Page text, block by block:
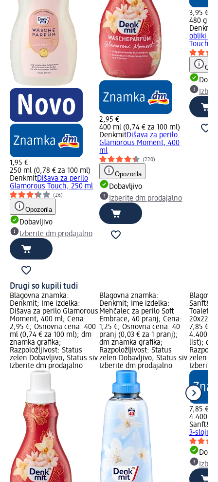
1,95 €
250 ml (0,78 € za 100 ml)
DenkmitDišava za perilo
Glamorous Touch, 250 ml
(26)
Opozorila
Dobavljivo
Izberite dm prodajalno
2,95 €
400 ml (0,74 € za 100 ml)
DenkmitDišava za perilo
Glamorous Moment, 400
ml
(220)
Opozorila
Dobavljivo
Izberite dm prodajalno
3,95 €
480 g
Denkmit
obliki
Touch,
Drugi so kupili tudi
Blagovna znamka:
Denkmit; Ime izdelka:
Dišava za perilo Glamorous
Moment, 400 ml; Cena:
2,95 €; Osnovna cena: 400
ml (0,74 € za 100 ml); dm
znamka grafika;
Razpoložljivost: Status
zelen Dobavljivo, Status siv
Izberite dm prodajalno
Blagovna znamka:
Denkmit; Ime izdelka:
Mehčalec za perilo Soft
Embrace, 40 pranj; Cena:
1,25 €; Osnovna cena: 40
pranj (0,03 € za 1 pranj);
dm znamka grafika;
Razpoložljivost: Status
zelen Dobavljivo, Status siv
Izberite dm prodajalno
20x220,
7,85 €;
4.400
list); dm
zelen
Izberite
7,85 €
4.400
3-slojni,